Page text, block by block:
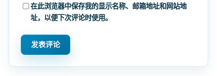
在此浏览器中保存我的显示名称、邮箱地址和网站地
址，以便下次评论时使用。